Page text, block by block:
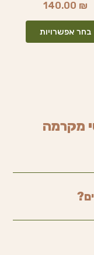
140.00 ₪
בחר אפשרויות
ניתן
מקרמה